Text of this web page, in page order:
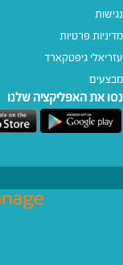
נגישות
מדיניות פרטיות
עזריאלי גיפטקארד
מבצעים
נסו את האפליקציה שלנו